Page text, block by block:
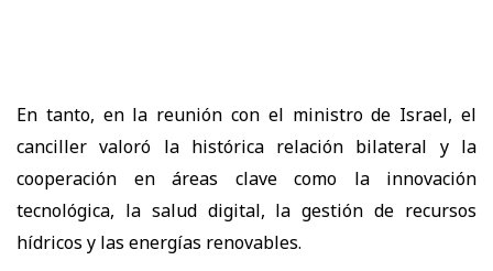
En tanto, en la reunión con el ministro de Israel, el
canciller valoró la histórica relación bilateral y la
cooperación en áreas clave como la innovación
tecnológica, la salud digital, la gestión de recursos
hídricos y las energías renovables.